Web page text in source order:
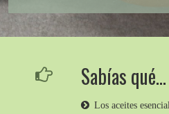
Sabías qué…
Los aceites